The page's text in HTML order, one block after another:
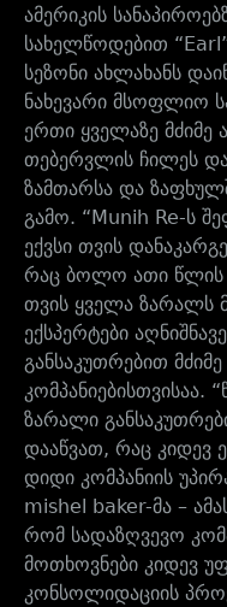
ამერიკის
სახელწოდებით “Earl”
სეზონი ახლახანს
ნახევარი მსოფლიო
ერთი ყველაზე
თებერვლის ჩილეს
ზამთარსა და
გამო. “Munih Re-ს
ექვსი თვის
რაც ბოლო ათი წლის
თვის ყველა ზარალს
ექსპერტები
განსაკუთრებით
კომპანიებისთვისაა.
ზარალი
დააწვათ, რაც კიდევ
დიდი კომპანიის
mishel baker-მა –
რომ სადაზღვევო
მოთხოვნები კიდევ
კონსოლიდაციის